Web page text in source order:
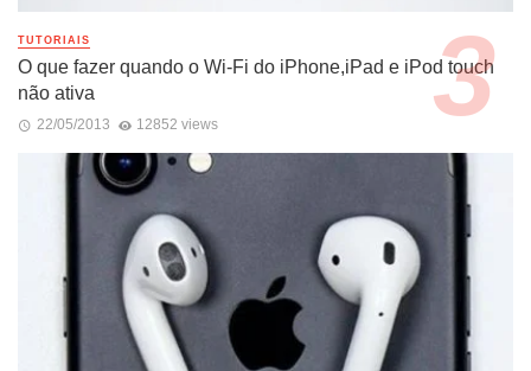
TUTORIAIS
O que fazer quando o Wi-Fi do iPhone,iPad e iPod touch
não ativa
22/05/2013 12852 views